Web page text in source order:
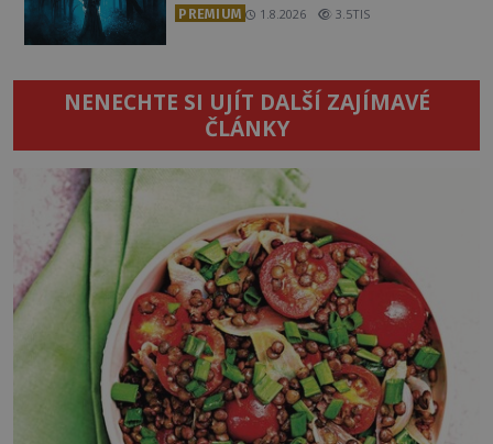
PREMIUM 1.8.2026 3.5TIS
NENECHTE SI UJÍT DALŠÍ ZAJÍMAVÉ
ČLÁNKY